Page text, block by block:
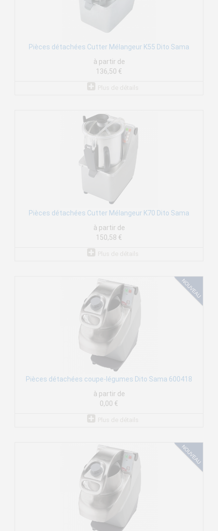
Pièces détachées Cutter Mélangeur K55 Dito Sama
à partir de
136,50 €
Pièces détachées Cutter Mélangeur K70 Dito Sama
à partir de
150,58 €
Pièces détachées coupe-légumes Dito Sama 600418
à partir de
0,00 €